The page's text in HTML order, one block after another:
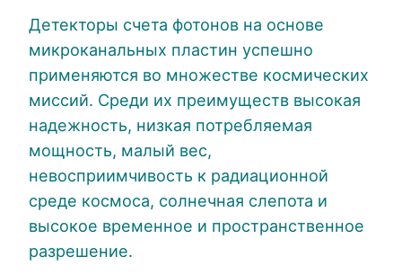
Детекторы счета фотонов на основе
микроканальных пластин успешно
применяются во множестве космических
миссий. Среди их преимуществ высокая
надежность, низкая потребляемая
мощность, малый вес,
невосприимчивость к радиационной
среде космоса, солнечная слепота и
высокое временное и пространственное
разрешение.